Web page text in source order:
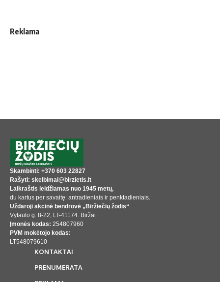
Reklama
Skambinti: +370 603 22827
Rašyti: skelbimai@birzietis.lt
Laikraštis leidžiamas nuo 1945 metų,
du kartus per savaitę: antradieniais ir penktadieniais.
Uždaroji akcinė bendrovė „Biržiečių žodis“
Vytauto g. 8-22, LT-41174. Biržai
Įmonės kodas: 254807960
PVM mokėtojo kodas:
LT548079610
KONTAKTAI
PRENUMERATA